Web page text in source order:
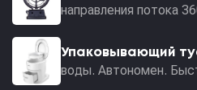
направления потока
Упаковывающий
воды. Автономен.